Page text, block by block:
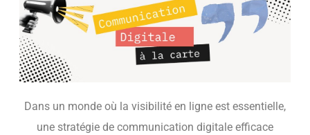
Dans un monde où la visibilité en ligne est essentielle,
une stratégie de communication digitale efficace